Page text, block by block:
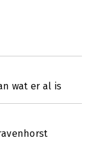
wat er al is